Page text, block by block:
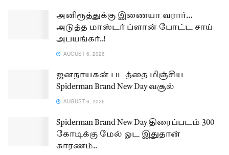
அனிரூத்துக்கு இணையா வரார்…
அடுத்த மாஸ்டர் ப்ளான் போட்ட சாய்
அபயங்கர்..!
AUGUST 6, 2026
ஜனநாயகன் படத்தை மிஞ்சிய
Spiderman Brand New Day வசூல்
AUGUST 6, 2026
Spiderman Brand New Day திரைப்படம் 300
கோடிக்கு மேல் ஓட இதுதான்
காரணம்..